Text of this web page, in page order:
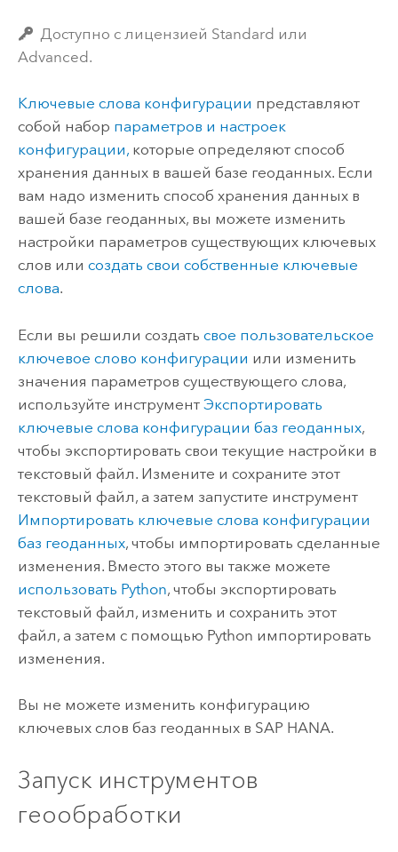
Доступно с лицензией Standard или
Advanced.
Ключевые слова конфигурации представляют
собой набор параметров и настроек
конфигурации,которые определяют способ
хранения данных в вашей базе геоданных.Если
вам надо изменить способ хранения данных в
вашей базе геоданных, вы можете изменить
настройки параметров существующих ключевых
слов или создать свои собственные ключевые
слова.
Если вы решили создать свое пользовательское
ключевое слово конфигурации или изменить
значения параметров существующего слова,
используйте инструмент Экспортировать
ключевые слова конфигурации баз геоданных,
чтобы экспортировать свои текущие настройки в
текстовый файл. Измените и сохраните этот
текстовый файл, а затем запустите инструмент
Импортировать ключевые слова конфигурации
баз геоданных, чтобы импортировать сделанные
изменения. Вместо этого вы также можете
использовать Python, чтобы экспортировать
текстовый файл, изменить и сохранить этот
файл, а затем с помощью Python импортировать
изменения.
Вы не можете изменить конфигурацию
ключевых слов баз геоданных в SAP HANA.
Запуск инструментов
геообработки